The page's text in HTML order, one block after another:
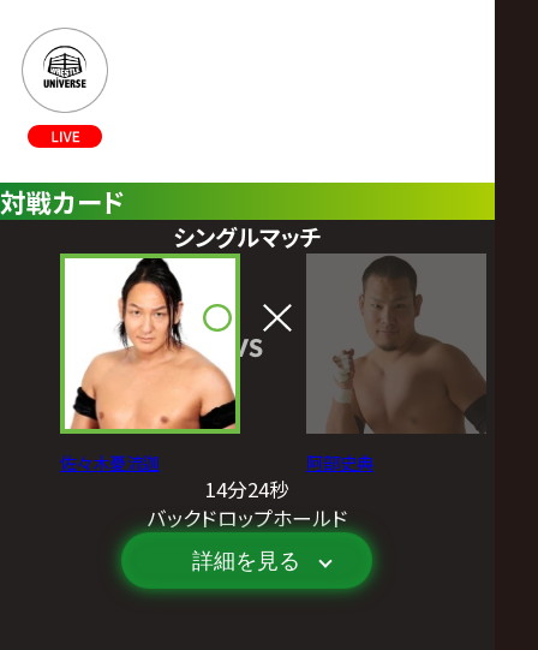
対戦カード
シングルマッチ
佐々木憂流迦
VS
阿部史典
14分24秒
バックドロップホールド
詳細を見る